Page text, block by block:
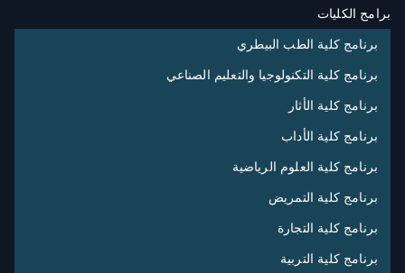
برامج الكليات
برنامج كلية الطب البيطري
برنامج كلية التكنولوجيا والتعليم الصناعي
برنامج كلية الأثار
برنامج كلية الأداب
برنامج كلية العلوم الرياضية
برنامج كلية التمريض
برنامج كلية التجارة
برنامج كلية التربية